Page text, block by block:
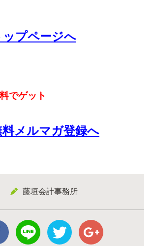
ップページへ
でゲット
メルマガ登録へ
藤垣会計事務所